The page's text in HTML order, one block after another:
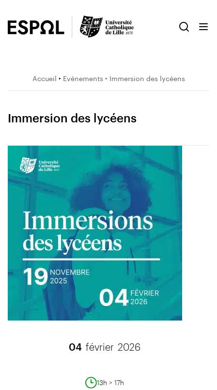
Accueil ‣ Evénements ‣ Immersion des lycéens
Immersion des lycéens
04 février 2026
13h > 17h